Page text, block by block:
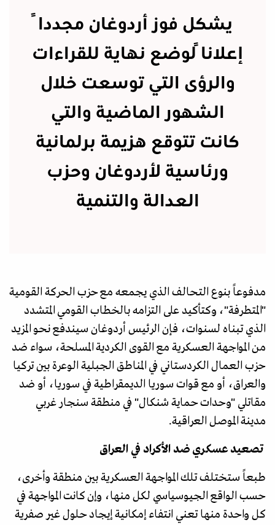
يشكل فوز أردوغان مجدداً
إعلاناً لوضع نهاية للقراءات
والرؤى التي توسعت خلال
الشهور الماضية والتي
كانت تتوقع هزيمة برلمانية
ورئاسية لأردوغان وحزب
العدالة والتنمية
مدفوعاً بنوع التحالف الذي يجمعه مع حزب الحركة القومية
"المتطرفة"، وكتأكيد على التزامه بالخطاب القومي المتشدد
الذي تبناه لسنوات، فإن الرئيس أردوغان سيندفع نحو المزيد
من المواجهة العسكرية مع القوى الكردية المسلحة، سواء ضد
حزب العمال الكردستاني في المناطق الجبلية الوعرة بين تركيا
والعراق، أو مع قوات سوريا الديمقراطية في سوريا، أو ضد
مقاتلي "وحدات حماية شنكال" في منطقة سنجار غربي
مدينة الموصل العراقية.
تصعيد عسكري ضد الأكراد في العراق
طبعاً ستختلف تلك المواجهة العسكرية بين منطقة وأخرى،
حسب الواقع الجيوسياسي لكل منها، وإن كانت المواجهة في
كل واحدة منها تعني انتفاء إمكانية إيجاد حلول غير صفرية